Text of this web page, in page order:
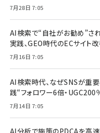
7月28日 7:05
AI検索で“自社がお勧め”さ
実践、GEO時代のECサイト
7月16日 7:05
AI検索時代、なぜSNSが重要
践“フォロワー6倍・
7月14日 7:05